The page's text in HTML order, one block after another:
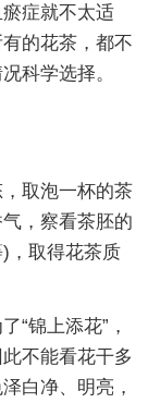
症就不太适
的花茶，都不
科学选择。
取泡一杯的茶
，察看茶胚的
，取得花茶质
“锦上添花”，
不能看花干多
白净、明亮，